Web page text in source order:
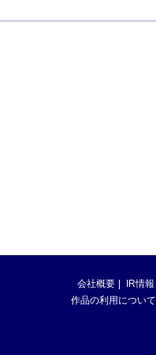
会社概要 IR情報
作品の利用について